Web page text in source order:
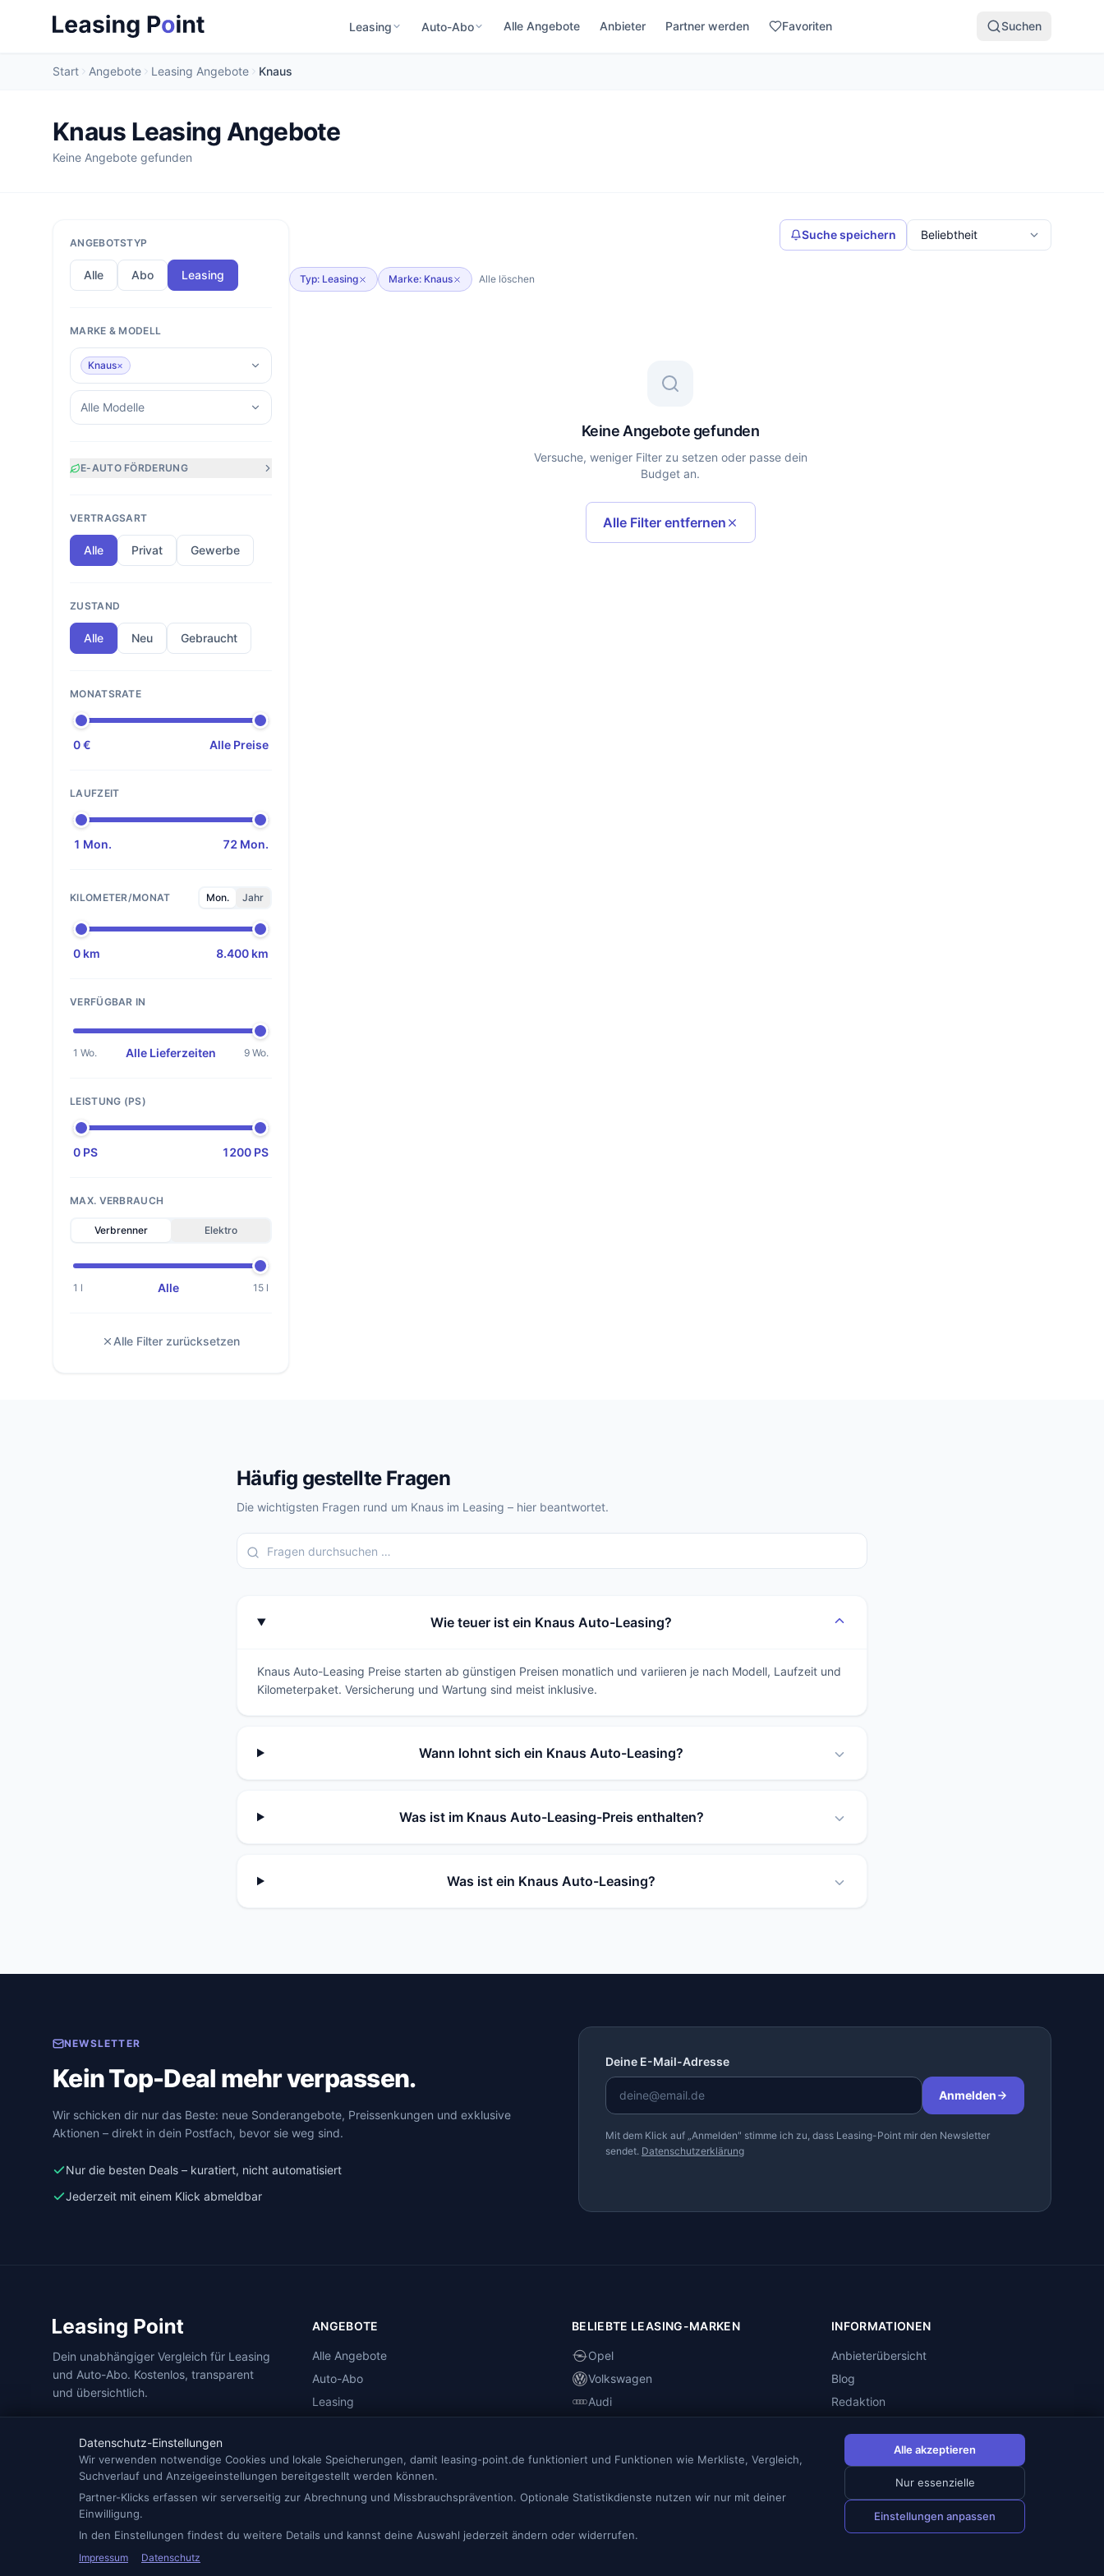
Leasing Auto-Abo Alle Angebote Anbieter Partner werden Favoriten Suchen
Start Angebote Leasing Angebote Knaus
Knaus Leasing Angebote
Keine Angebote gefunden
ANGEBOTSTYP
Alle Abo Leasing
MARKE & MODELL
Knaus×
Alle Modelle
E-AUTO FÖRDERUNG
VERTRAGSART
Alle Privat Gewerbe
ZUSTAND
Alle Neu Gebraucht
MONATSRATE
0 € Alle Preise
LAUFZEIT
1 Mon. 72 Mon.
KILOMETER/MONAT Mon. Jahr
0 km 8.400 km
VERFÜGBAR IN
1 Wo. Alle Lieferzeiten 9 Wo.
LEISTUNG (PS)
0 PS 1200 PS
MAX. VERBRAUCH
Verbrenner Elektro
1 l Alle 15 l
Alle Filter zurücksetzen
Suche speichern
Typ: Leasing Marke: Knaus Alle löschen
Keine Angebote gefunden
Versuche, weniger Filter zu setzen oder passe dein
Budget an.
Alle Filter entfernen
Häufig gestellte Fragen
Die wichtigsten Fragen rund um Knaus im Leasing – hier beantwortet.
Wie teuer ist ein Knaus Auto-Leasing?
Knaus Auto-Leasing Preise starten ab günstigen Preisen monatlich und variieren je nach Modell, Laufzeit und
Kilometerpaket. Versicherung und Wartung sind meist inklusive.
Wann lohnt sich ein Knaus Auto-Leasing?
Was ist im Knaus Auto-Leasing-Preis enthalten?
Was ist ein Knaus Auto-Leasing?
NEWSLETTER
Kein Top-Deal mehr verpassen.
Wir schicken dir nur das Beste: neue Sonderangebote, Preissenkungen und exklusive
Aktionen – direkt in dein Postfach, bevor sie weg sind.
Nur die besten Deals – kuratiert, nicht automatisiert
Jederzeit mit einem Klick abmeldbar
Deine E-Mail-Adresse
Anmelden
Mit dem Klick auf „Anmelden" stimme ich zu, dass Leasing-Point mir den Newsletter
sendet. Datenschutzerklärung
Dein unabhängiger Vergleich für Leasing
und Auto-Abo. Kostenlos, transparent
und übersichtlich.
ANGEBOTE
Alle Angebote
Auto-Abo
Leasing
BELIEBTE LEASING-MARKEN
Opel
Volkswagen
Audi
INFORMATIONEN
Anbieterübersicht
Blog
Redaktion
Datenschutz
Cookie-Einstellungen
© 2026 Leasing Point — Alle Angaben ohne Gewähr.
Datenschutz-Einstellungen
Wir verwenden notwendige Cookies und lokale Speicherungen, damit leasing-point.de funktioniert und Funktionen wie Merkliste, Vergleich,
Suchverlauf und Anzeigeeinstellungen bereitgestellt werden können.
Partner-Klicks erfassen wir serverseitig zur Abrechnung und Missbrauchsprävention. Optionale Statistikdienste nutzen wir nur mit deiner
Einwilligung.
In den Einstellungen findest du weitere Details und kannst deine Auswahl jederzeit ändern oder widerrufen.
Impressum Datenschutz
Alle akzeptieren
Nur essenzielle
Einstellungen anpassen